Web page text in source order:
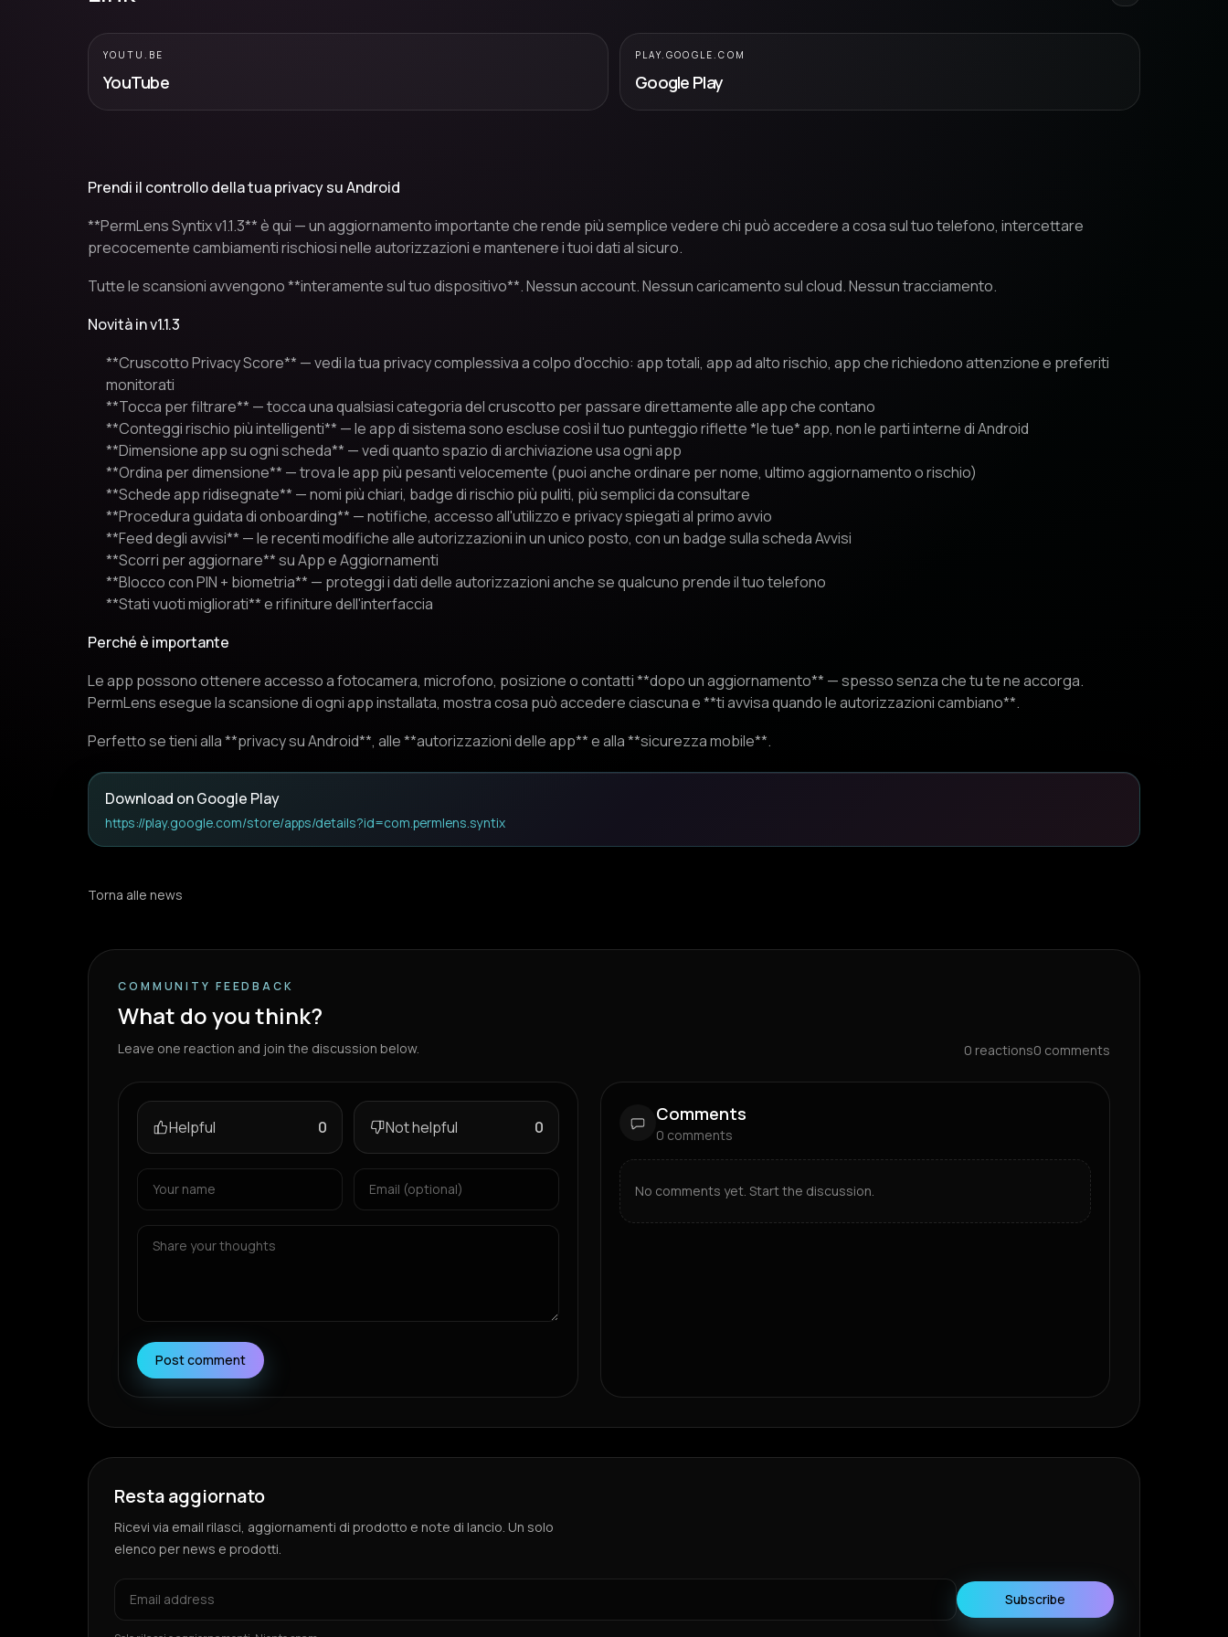
YOUTU.BE
YouTube
PLAY.GOOGLE.COM
Google Play
Prendi il controllo della tua privacy su Android
**PermLens Syntix v1.1.3** è qui — un aggiornamento importante che rende più semplice vedere chi può accedere a cosa sul tuo telefono, intercettare
precocemente cambiamenti rischiosi nelle autorizzazioni e mantenere i tuoi dati al sicuro.
Tutte le scansioni avvengono **interamente sul tuo dispositivo**. Nessun account. Nessun caricamento sul cloud. Nessun tracciamento.
Novità in v1.1.3
**Cruscotto Privacy Score** — vedi la tua privacy complessiva a colpo d'occhio: app totali, app ad alto rischio, app che richiedono attenzione e preferiti
monitorati
**Tocca per filtrare** — tocca una qualsiasi categoria del cruscotto per passare direttamente alle app che contano
**Conteggi rischio più intelligenti** — le app di sistema sono escluse così il tuo punteggio riflette *le tue* app, non le parti interne di Android
**Dimensione app su ogni scheda** — vedi quanto spazio di archiviazione usa ogni app
**Ordina per dimensione** — trova le app più pesanti velocemente (puoi anche ordinare per nome, ultimo aggiornamento o rischio)
**Schede app ridisegnate** — nomi più chiari, badge di rischio più puliti, più semplici da consultare
**Procedura guidata di onboarding** — notifiche, accesso all'utilizzo e privacy spiegati al primo avvio
**Feed degli avvisi** — le recenti modifiche alle autorizzazioni in un unico posto, con un badge sulla scheda Avvisi
**Scorri per aggiornare** su App e Aggiornamenti
**Blocco con PIN + biometria** — proteggi i dati delle autorizzazioni anche se qualcuno prende il tuo telefono
**Stati vuoti migliorati** e rifiniture dell'interfaccia
Perché è importante
Le app possono ottenere accesso a fotocamera, microfono, posizione o contatti **dopo un aggiornamento** — spesso senza che tu te ne accorga.
PermLens esegue la scansione di ogni app installata, mostra cosa può accedere ciascuna e **ti avvisa quando le autorizzazioni cambiano**.
Perfetto se tieni alla **privacy su Android**, alle **autorizzazioni delle app** e alla **sicurezza mobile**.
Download on Google Play
https://play.google.com/store/apps/details?id=com.permlens.syntix
Torna alle news
COMMUNITY FEEDBACK
What do you think?
Leave one reaction and join the discussion below. 0 reactions0 comments
Helpful 0 Not helpful 0
Post comment
Comments
0 comments
No comments yet. Start the discussion.
Resta aggiornato
Ricevi via email rilasci, aggiornamenti di prodotto e note di lancio. Un solo
elenco per news e prodotti.
Subscribe